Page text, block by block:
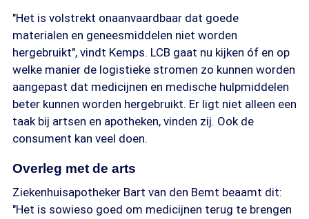
"Het is volstrekt onaanvaardbaar dat goede
materialen en geneesmiddelen niet worden
hergebruikt", vindt Kemps. LCB gaat nu kijken óf en op
welke manier de logistieke stromen zo kunnen worden
aangepast dat medicijnen en medische hulpmiddelen
beter kunnen worden hergebruikt. Er ligt niet alleen een
taak bij artsen en apotheken, vinden zij. Ook de
consument kan veel doen.
Overleg met de arts
Ziekenhuisapotheker Bart van den Bemt beaamt dit:
"Het is sowieso goed om medicijnen terug te brengen